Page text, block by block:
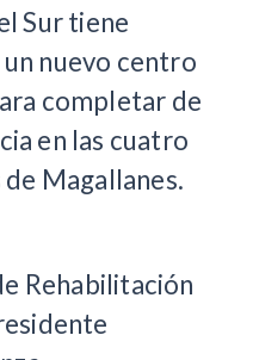
Sur tiene
nuevo centro
completar de
en las cuatro
Magallanes.
Rehabilitación